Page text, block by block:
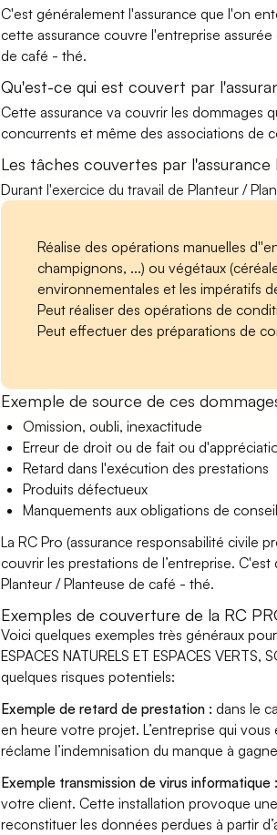
C'est généralement l'assurance que l'on
cette assurance couvre l'entreprise
de café - thé.
Qu'est-ce qui est couvert par
Cette assurance va couvrir les dommages
concurrents et même des associations de
Les tâches couvertes par
Durant l'exercice du travail de Planteur /
Réalise des opérations manuelles
champignons, ...) ou végétaux
environnementales et les impératifs
Peut réaliser des opérations de
Peut effectuer des préparations de
Exemple de source de ces
Omission, oubli, inexactitude
Erreur de droit ou de fait ou
Retard dans l'exécution des prestations
Produits défectueux
Manquements aux obligations de
La RC Pro (assurance responsabilité civile
couvrir les prestations de l’entreprise.
Planteur / Planteuse de café - thé.
Exemples de couverture de la RC
Voici quelques exemples très généraux
ESPACES NATURELS ET ESPACES
quelques risques potentiels:
Exemple de retard de prestation : dans le
en heure votre projet. L’entreprise qui
réclame l’indemnisation du manque à
Exemple transmission de virus informatique :
votre client. Cette installation provoque
reconstituer les données perdues à partir